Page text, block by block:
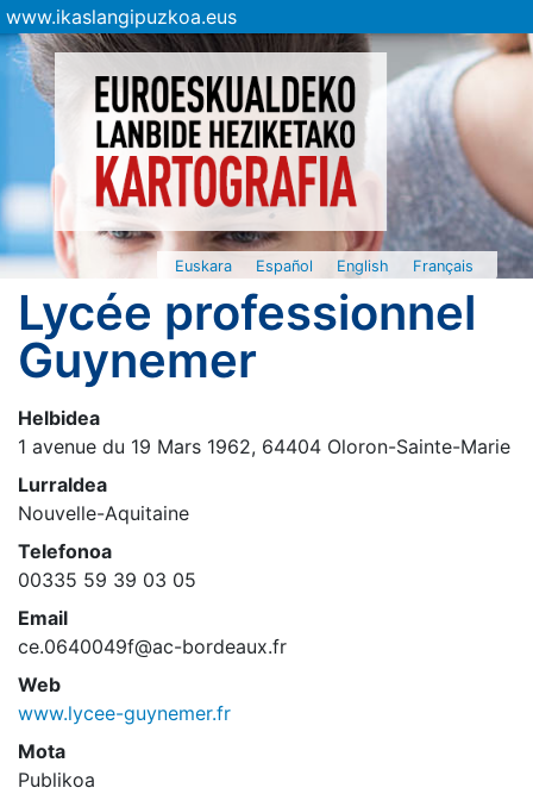
www.ikaslangipuzkoa.eus
Euskara Español English Français
Lycée professionnel
Guynemer
Helbidea
1 avenue du 19 Mars 1962, 64404 Oloron-Sainte-Marie
Lurraldea
Nouvelle-Aquitaine
Telefonoa
00335 59 39 03 05
Email
ce.0640049f@ac-bordeaux.fr
Web
www.lycee-guynemer.fr
Mota
Publikoa